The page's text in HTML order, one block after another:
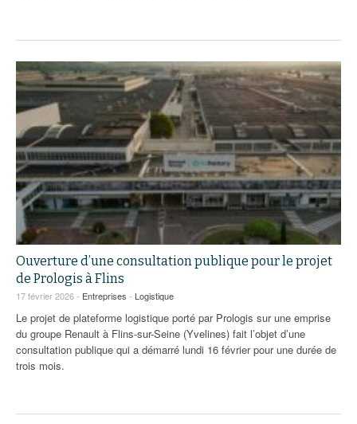
Ouverture d’une consultation publique pour le projet
de Prologis à Flins
17 février 2026 - Entreprises - Logistique
Le projet de plateforme logistique porté par Prologis sur une emprise
du groupe Renault à Flins-sur-Seine (Yvelines) fait l’objet d’une
consultation publique qui a démarré lundi 16 février pour une durée de
trois mois.